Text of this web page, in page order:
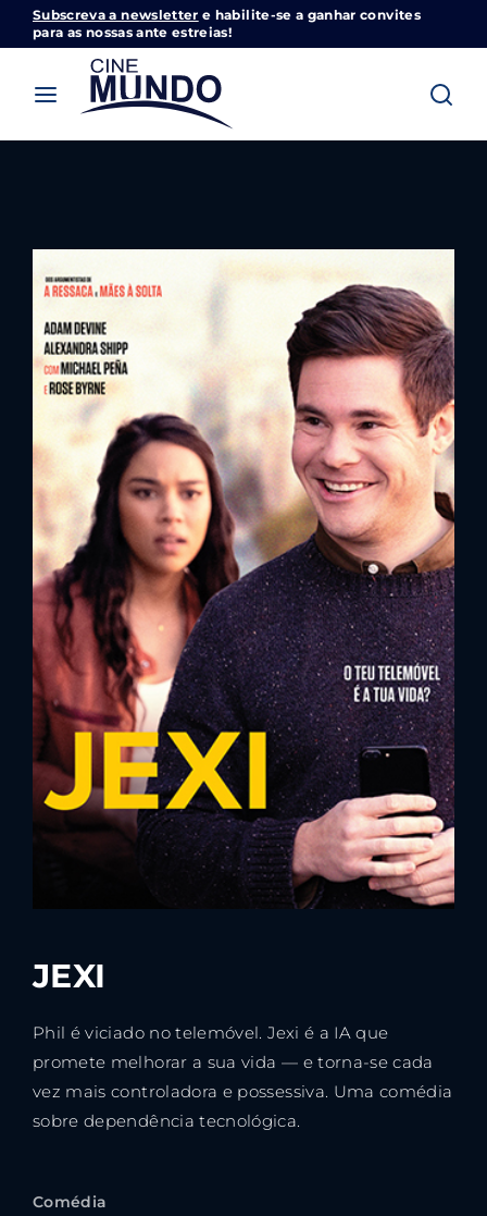
Subscreva a newsletter e habilite-se a ganhar convites
para as nossas ante estreias!
JEXI
Phil é viciado no telemóvel. Jexi é a IA que
promete melhorar a sua vida — e torna-se cada
vez mais controladora e possessiva. Uma comédia
sobre dependência tecnológica.
Comédia
Cinemundo – Onde O Cinema Acontece
Login
Password
SIGN IN
Remember Me
Lost Your Password?
By signing in, you agree toour terms and
conditionsand ourprivacy policy.